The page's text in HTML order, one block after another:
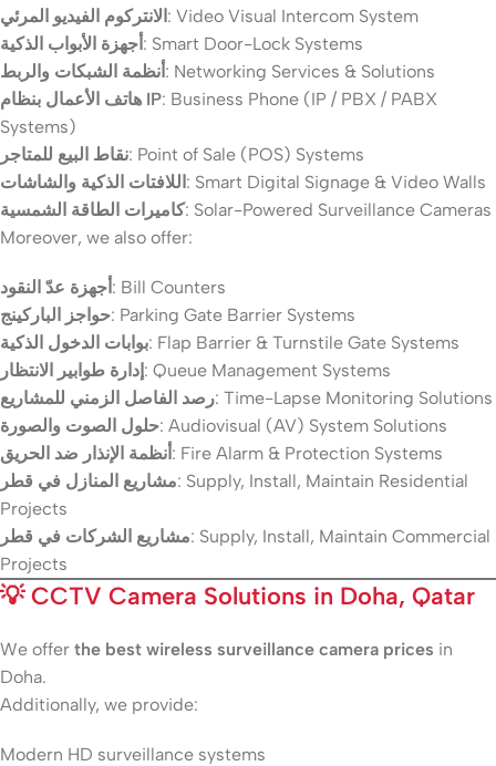
الانتركوم الفيديو المرئي: Video Visual Intercom System
أجهزة الأبواب الذكية: Smart Door-Lock Systems
أنظمة الشبكات والربط: Networking Services & Solutions
هاتف الأعمال بنظام IP: Business Phone (IP / PBX / PABX
Systems)
نقاط البيع للمتاجر: Point of Sale (POS) Systems
اللافتات الذكية والشاشات: Smart Digital Signage & Video Walls
كاميرات الطاقة الشمسية: Solar-Powered Surveillance Cameras
Moreover, we also offer:
أجهزة عدّ النقود: Bill Counters
حواجز الباركينج: Parking Gate Barrier Systems
بوابات الدخول الذكية: Flap Barrier & Turnstile Gate Systems
إدارة طوابير الانتظار: Queue Management Systems
رصد الفاصل الزمني للمشاريع: Time-Lapse Monitoring Solutions
حلول الصوت والصورة: Audiovisual (AV) System Solutions
أنظمة الإنذار ضد الحريق: Fire Alarm & Protection Systems
مشاريع المنازل في قطر: Supply, Install, Maintain Residential
Projects
مشاريع الشركات في قطر: Supply, Install, Maintain Commercial
Projects
💡CCTV Camera Solutions in Doha, Qatar
We offer the best wireless surveillance camera prices in
Doha.
Additionally, we provide:
Modern HD surveillance systems